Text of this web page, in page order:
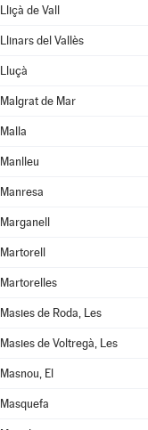
Lliçà de Vall
Llinars del Vallès
Lluçà
Malgrat de Mar
Malla
Manlleu
Manresa
Marganell
Martorell
Martorelles
Masies de Roda, Les
Masies de Voltregà, Les
Masnou, El
Masquefa